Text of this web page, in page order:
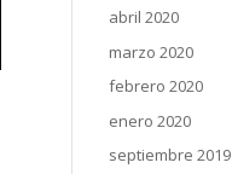
abril 2020
marzo 2020
febrero 2020
enero 2020
septiembre 2019